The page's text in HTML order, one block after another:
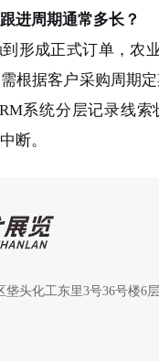
进周期通常多长？
成正式订单，农
根据客户采购周期
系统分层记录线索
断。
头化工东里3号36号楼6